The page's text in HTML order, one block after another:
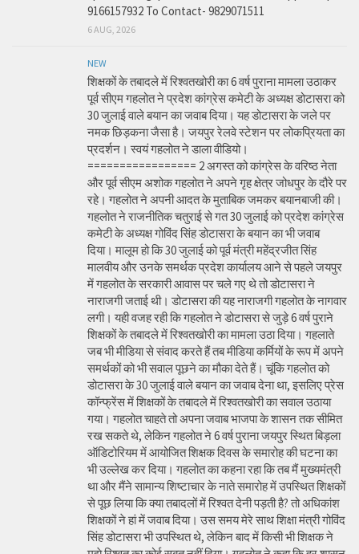
9166157932 To Contact- 9829071511
6 AUG, 2026
NEW
शिक्षकों के तबादले में रिश्वतखोरी का 6 वर्ष पुराना मामला उठाकर
पूर्व सीएम गहलोत ने प्रदेश कांग्रेस कमेटी के अध्यक्ष डोटासरा को
30 जुलाई वाले बयान का जवाब दिया। यह डोटासरा के जले पर
नमक छिड़कना जैसा है। जयपुर रेलवे स्टेशन पर लोकप्रियता का
प्रदर्शन। स्वयं गहलोत ने डाला वीडियो।
================= 2 अगस्त को कांग्रेस के वरिष्ठ नेता
और पूर्व सीएम अशोक गहलोत ने अपने गृह क्षेत्र जोधपुर के दौरे पर
रहे। गहलोत ने अपनी आदत के मुताबिक जमकर बयानबाजी की।
गहलोत ने राजनीतिक चतुराई से गत 30 जुलाई को प्रदेश कांग्रेस
कमेटी के अध्यक्ष गोविंद सिंह डोटासरा के बयान का भी जवाब
दिया। मालूम हो कि 30 जुलाई को पूर्व मंत्री महेंद्रजीत सिंह
मालवीय और उनके समर्थक प्रदेश कार्यालय आने से पहले जयपुर
में गहलोत के सरकारी आवास पर चले गए थे तो डोटासरा ने
नाराजगी जताई थी। डोटासरा की यह नाराजगी गहलोत के नागवार
लगी। यही वजह रही कि गहलोत ने डोटासरा से जुड़े 6 वर्ष पुराने
शिक्षकों के तबादले में रिश्वतखोरी का मामला उठा दिया। गहलाते
जब भी मीडिया से संवाद करते हैं तब मीडिया कर्मियों के रूप में अपने
समर्थकों को भी सवाल पूछने का मौका देते हैं। चूंकि गहलोत को
डोटासरा के 30 जुलाई वाले बयान का जवाब देना था, इसलिए प्रेस
कॉन्फ्रेंस में शिक्षकों के तबादले में रिश्वतखोरी का सवाल उठाया
गया। गहलोत चाहते तो अपना जवाब भाजपा के शासन तक सीमित
रख सकते थे, लेकिन गहलोत ने 6 वर्ष पुराना जयपुर स्थित बिड़ला
ऑडिटोरियम में आयोजित शिक्षक दिवस के समारोह की घटना का
भी उल्लेख कर दिया। गहलोत का कहना रहा कि तब मैं मुख्यमंत्री
था और मैंने सामान्य शिष्टाचार के नाते समारोह में उपस्थित शिक्षकों
से पूछ लिया कि क्या तबादलों में रिश्वत देनी पड़ती है? तो अधिकांश
शिक्षकों ने हां में जवाब दिया। उस समय मेरे साथ शिक्षा मंत्री गोविंद
सिंह डोटासरा भी उपस्थित थे, लेकिन बाद में किसी भी शिक्षक ने